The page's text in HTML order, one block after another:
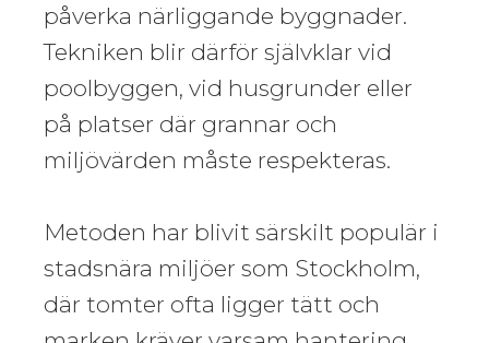
påverka närliggande byggnader.
Tekniken blir därför självklar vid
poolbyggen, vid husgrunder eller
på platser där grannar och
miljövärden måste respekteras.
Metoden har blivit särskilt populär i
stadsnära miljöer som Stockholm,
där tomter ofta ligger tätt och